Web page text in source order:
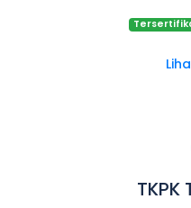
TKPK